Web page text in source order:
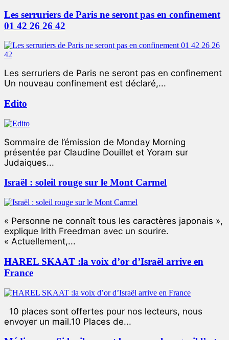
Les serruriers de Paris ne seront pas en confinement
01 42 26 26 42
Les serruriers de Paris ne seront pas en confinement
Un nouveau confinement est déclaré,...
Edito
Sommaire de l’émission de Monday Morning
présentée par Claudine Douillet et Yoram sur
Judaiques...
Israël : soleil rouge sur le Mont Carmel
« Personne ne connaît tous les caractères japonais »,
explique Irith Freedman avec un sourire.
« Actuellement,...
HAREL SKAAT :la voix d’or d’Israël arrive en
France
10 places sont offertes pour nos lecteurs, nous
envoyer un mail.10 Places de...